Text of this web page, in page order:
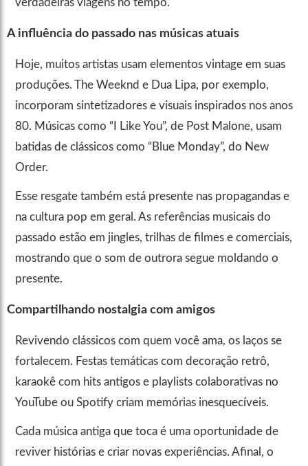
verdadeiras viagens no tempo.
A influência do passado nas músicas atuais
Hoje, muitos artistas usam elementos vintage em suas
produções. The Weeknd e Dua Lipa, por exemplo,
incorporam sintetizadores e visuais inspirados nos anos
80. Músicas como “I Like You”, de Post Malone, usam
batidas de clássicos como “Blue Monday”, do New
Order.
Esse resgate também está presente nas propagandas e
na cultura pop em geral. As referências musicais do
passado estão em jingles, trilhas de filmes e comerciais,
mostrando que o som de outrora segue moldando o
presente.
Compartilhando nostalgia com amigos
Revivendo clássicos com quem você ama, os laços se
fortalecem. Festas temáticas com decoração retrô,
karaokê com hits antigos e playlists colaborativas no
YouTube ou Spotify criam memórias inesquecíveis.
Cada música antiga que toca é uma oportunidade de
reviver histórias e criar novas experiências. Afinal, o